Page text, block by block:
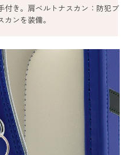
付き。肩ベルトナスカン：防犯ブ
ンを装備。